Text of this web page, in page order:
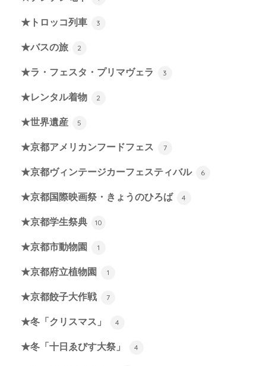
★トロッコ列車 3
★バスの旅 2
★ラ・フェスタ・プリマヴェラ 3
★レンタル着物 2
★世界遺産 5
★京都アメリカンフードフェス 7
★京都ヴィンテージカーフェスティバル 6
★京都国際映画祭・きょうのひろば 4
★京都学生祭典 10
★京都市動物園 1
★京都府立植物園 1
★京都餃子大作戦 7
★冬「クリスマス」 4
★冬「十日ゑびす大祭」 4